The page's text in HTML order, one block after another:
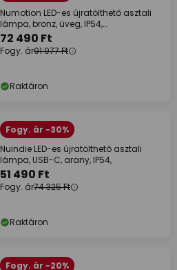
Numotion LED-es újratölthető asztali
lámpa, bronz, üveg, IP54,
fényerőszabályozó
72 490 Ft
Fogy. ár91 977 Ft
Raktáron
Fogy. ár -30%
Nuindie LED-es újratölthető asztali
lámpa, USB-C, arany, IP54,
51 490 Ft
Fogy. ár74 325 Ft
Raktáron
Fogy. ár -20%